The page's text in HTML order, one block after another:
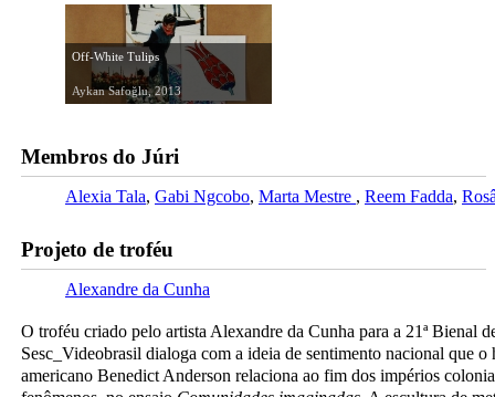
Off-White Tulips
Aykan Safoğlu, 2013
Membros do Júri
Alexia Tala Gabi Ngcobo Marta Mestre Reem Fadda
Projeto de troféu
Alexandre da Cunha
O troféu criado pelo artista Alexandre da Cunha para a 21ª Bienal
Sesc_Videobrasil dialoga com a ideia de sentimento nacional que o
americano Benedict Anderson relaciona ao fim dos impérios